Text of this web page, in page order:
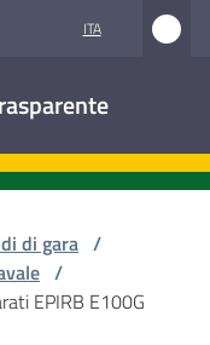
ITA
di gara /
/
EPIRB E100G